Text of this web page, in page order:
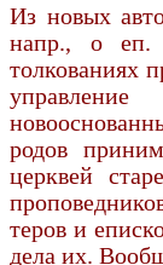
Из новых
напр., о еп.
толкованиях
родов
цер­квей
теров и
дела их.